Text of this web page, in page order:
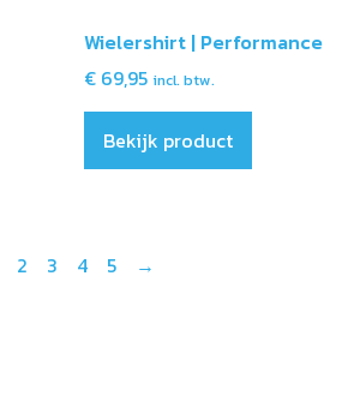
Wielershirt | Performance
€69,95 incl. btw.
Bekijk product
2 3 4 5 →